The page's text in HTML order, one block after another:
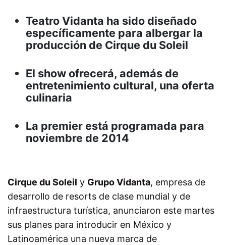
Teatro Vidanta ha sido diseñado
específicamente para albergar la
producción de Cirque du Soleil
El show ofrecerá, además de
entretenimiento cultural, una oferta
culinaria
La premier está programada para
noviembre de 2014
Cirque du Soleil y Grupo Vidanta, empresa de
desarrollo de resorts de clase mundial y de
infraestructura turística, anunciaron este martes
sus planes para introducir en México y
Latinoamérica una nueva marca de